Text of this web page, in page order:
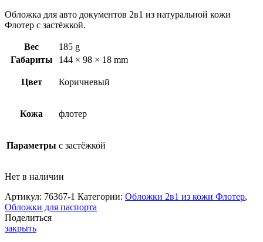
Обложка для авто документов 2в1 из натуральной кожи
Флотер с застёжкой.
Вес
185 g
Габариты
144 × 98 × 18 mm
Цвет Коричневый
Кожа флотер
Параметры с застёжкой
Нет в наличии
Артикул: 76367-1 Категории: Обложки 2в1 из кожи Флотер,
Обложки для паспорта
Поделиться
закрыть